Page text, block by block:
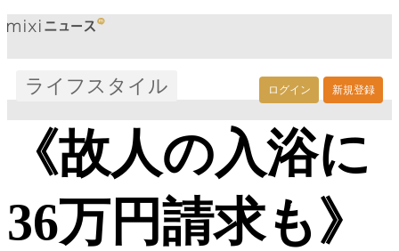
ログイン 新規登録
ライフスタイル
《故人の入浴に
36万円請求も》